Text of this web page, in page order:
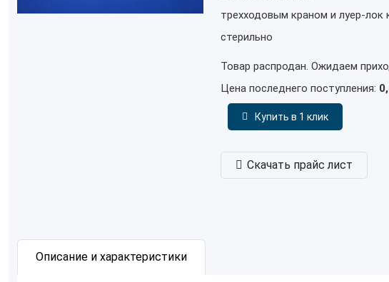
трехходовым краном и луер-лок
стерильно
Товар распродан. Ожидаем
Цена последнего поступления:
Купить в 1 клик
Скачать прайс лист
Описание и характеристики